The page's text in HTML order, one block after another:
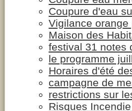
Coupure d'eau
Vigilance
Maison des
festival 31 notes
le programme
Horaires d'été
campagne de
restrictions sur
Risques